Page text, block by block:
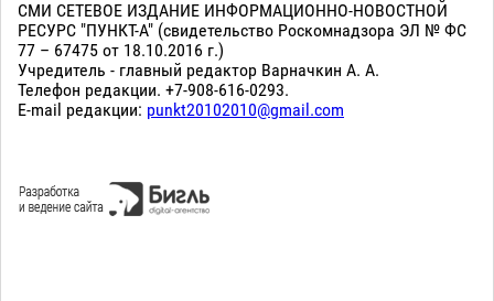
СМИ СЕТЕВОЕ ИЗДАНИЕ ИНФОРМАЦИОННО-НОВОСТНОЙ
РЕСУРС "ПУНКТ-А" (свидетельство Роскомнадзора ЭЛ № ФС
77 – 67475 от 18.10.2016 г.)
Учредитель - главный редактор Варначкин А. А.
Телефон редакции. +7-908-616-0293.
E-mail редакции: punkt20102010@gmail.com